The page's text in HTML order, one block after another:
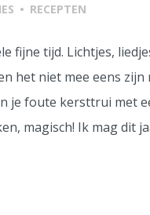
• RECEPTEN
fijne tijd. Lichtjes,
het niet mee eens
je foute kersttrui met
magisch! Ik mag dit